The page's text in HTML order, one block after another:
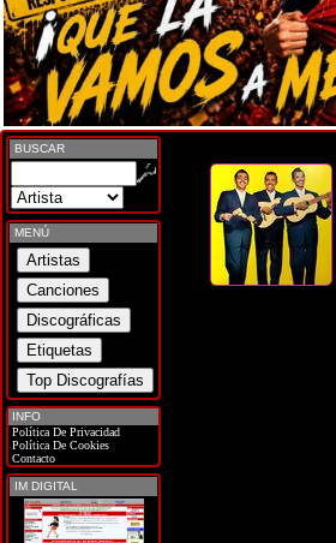
BUSCAR
MENÚ
INFO
Política De Privacidad
Política De Cookies
Contacto
IM DIGITAL